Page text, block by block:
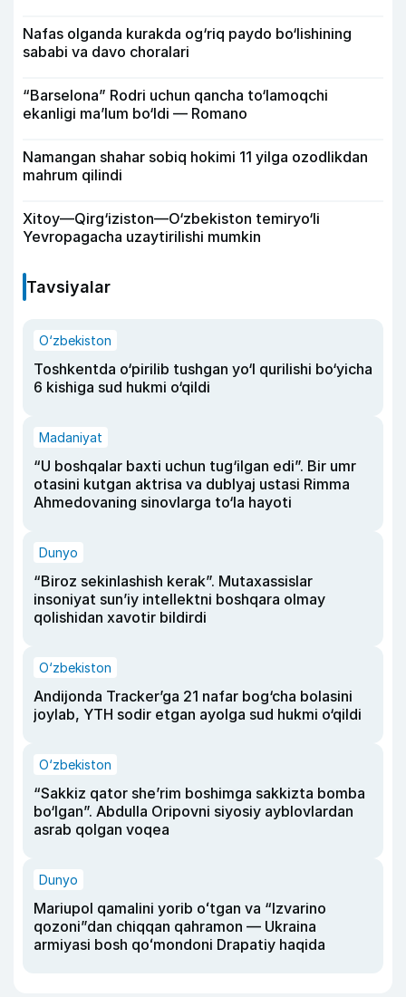
Nafas olganda kurakda og‘riq paydo bo‘lishining
sababi va davo choralari
“Barselona” Rodri uchun qancha to‘lamoqchi
ekanligi ma’lum bo‘ldi — Romano
Namangan shahar sobiq hokimi 11 yilga ozodlikdan
mahrum qilindi
Xitoy—Qirg‘iziston—O‘zbekiston temiryo‘li
Yevropagacha uzaytirilishi mumkin
Tavsiyalar
O‘zbekiston
Toshkentda o‘pirilib tushgan yo‘l qurilishi bo‘yicha
6 kishiga sud hukmi o‘qildi
Madaniyat
“U boshqalar baxti uchun tug‘ilgan edi”. Bir umr
otasini kutgan aktrisa va dublyaj ustasi Rimma
Ahmedovaning sinovlarga to‘la hayoti
Dunyo
“Biroz sekinlashish kerak”. Mutaxassislar
insoniyat sun’iy intellektni boshqara olmay
qolishidan xavotir bildirdi
O‘zbekiston
Andijonda Tracker’ga 21 nafar bog‘cha bolasini
joylab, YTH sodir etgan ayolga sud hukmi o‘qildi
O‘zbekiston
“Sakkiz qator she’rim boshimga sakkizta bomba
bo‘lgan”. Abdulla Oripovni siyosiy ayblovlardan
asrab qolgan voqea
Dunyo
Mariupol qamalini yorib oʻtgan va “Izvarino
qozoni”dan chiqqan qahramon — Ukraina
armiyasi bosh qoʻmondoni Drapatiy haqida